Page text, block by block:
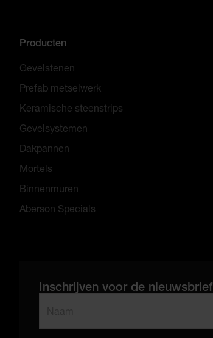
Producten
Gevelstenen
Prefab metselwerk
Keramische steenstrips
Gevelsystemen
Dakpannen
Mortels
Binnenmuren
Aberson Specials
Inschrijven voor de nieuwsbrief